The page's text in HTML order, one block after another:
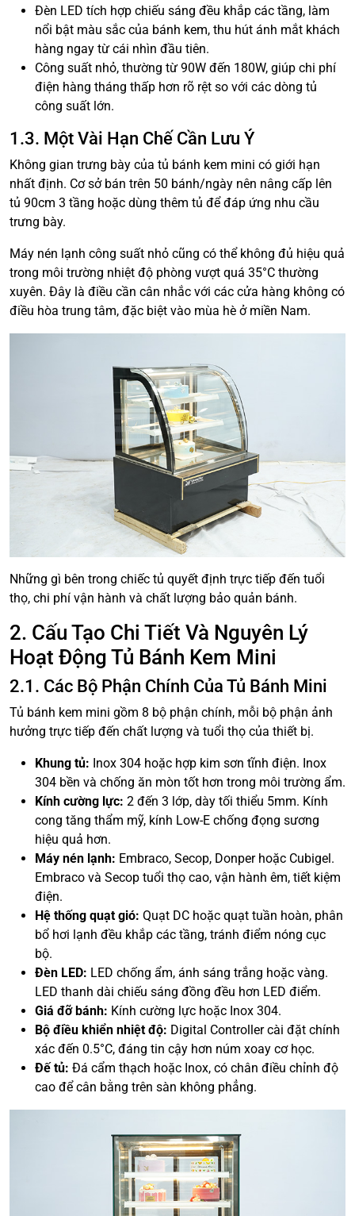
Đèn LED tích hợp chiếu sáng đều khắp các tầng, làm
nổi bật màu sắc của bánh kem, thu hút ánh mắt khách
hàng ngay từ cái nhìn đầu tiên.
Công suất nhỏ, thường từ 90W đến 180W, giúp chi phí
điện hàng tháng thấp hơn rõ rệt so với các dòng tủ
công suất lớn.
1.3. Một Vài Hạn Chế Cần Lưu Ý
Không gian trưng bày của tủ bánh kem mini có giới hạn
nhất định. Cơ sở bán trên 50 bánh/ngày nên nâng cấp lên
tủ 90cm 3 tầng hoặc dùng thêm tủ để đáp ứng nhu cầu
trưng bày.
Máy nén lạnh công suất nhỏ cũng có thể không đủ hiệu quả
trong môi trường nhiệt độ phòng vượt quá 35°C thường
xuyên. Đây là điều cần cân nhắc với các cửa hàng không có
điều hòa trung tâm, đặc biệt vào mùa hè ở miền Nam.
Những gì bên trong chiếc tủ quyết định trực tiếp đến tuổi
thọ, chi phí vận hành và chất lượng bảo quản bánh.
2. Cấu Tạo Chi Tiết Và Nguyên Lý
Hoạt Động Tủ Bánh Kem Mini
2.1. Các Bộ Phận Chính Của Tủ Bánh Mini
Tủ bánh kem mini gồm 8 bộ phận chính, mỗi bộ phận ảnh
hưởng trực tiếp đến chất lượng và tuổi thọ của thiết bị.
Khung tủ: Inox 304 hoặc hợp kim sơn tĩnh điện. Inox
304 bền và chống ăn mòn tốt hơn trong môi trường ẩm.
Kính cường lực: 2 đến 3 lớp, dày tối thiểu 5mm. Kính
cong tăng thẩm mỹ, kính Low-E chống đọng sương
hiệu quả hơn.
Máy nén lạnh: Embraco, Secop, Donper hoặc Cubigel.
Embraco và Secop tuổi thọ cao, vận hành êm, tiết kiệm
điện.
Hệ thống quạt gió: Quạt DC hoặc quạt tuần hoàn, phân
bổ hơi lạnh đều khắp các tầng, tránh điểm nóng cục
bộ.
Đèn LED: LED chống ẩm, ánh sáng trắng hoặc vàng.
LED thanh dài chiếu sáng đồng đều hơn LED điểm.
Giá đỡ bánh: Kính cường lực hoặc Inox 304.
Bộ điều khiển nhiệt độ: Digital Controller cài đặt chính
xác đến 0.5°C, đáng tin cậy hơn núm xoay cơ học.
Đế tủ: Đá cẩm thạch hoặc Inox, có chân điều chỉnh độ
cao để cân bằng trên sàn không phẳng.